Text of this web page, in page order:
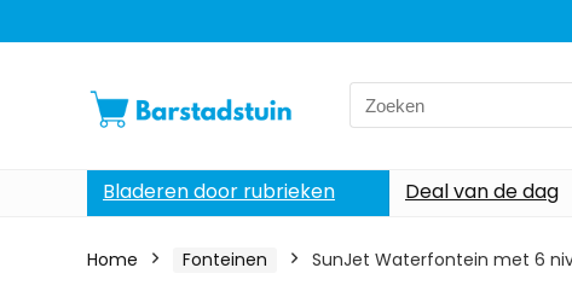
Search
for:
Bladeren door rubrieken Deal van de dag
Home Fonteinen SunJet Waterfontein met 6